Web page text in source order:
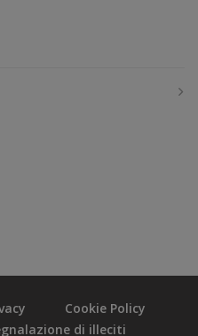
Cookie Policy
di illeciti